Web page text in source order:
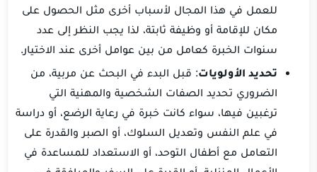
للعمل في هذا المجال لأسباب أخرى مثل الحصول على
مكان للإقامة أو وظيفة ثابتة، لذا يجب النظر إلى عدد
سنوات الخبرة كعامل من بين عوامل أخرى عند الاختيار.
تحديد الأولويات: قبل البدء في البحث عن مربية، من
الضروري تحديد الصفات الشخصية والمهنية التي
ترغبين فيها، سواء كانت خبرة في رعاية الرضع، أو دراسة
في علم النفس وتعديل السلوك، أو الصبر والقدرة على
التعامل مع أطفال التوحد، أو الاستعداد للمساعدة في